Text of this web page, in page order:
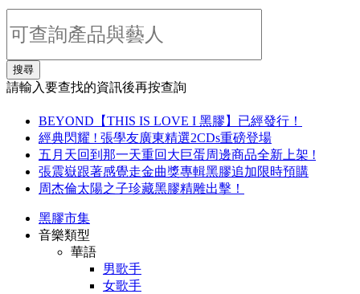
搜尋
請輸入要查找的資訊後再按查詢
BEYOND【THIS IS LOVE I 黑膠】已經發行！
經典閃耀 ! 張學友廣東精選2CDs重磅登場
五月天回到那一天重回大巨蛋周邊商品全新上架 !
張震嶽跟著感覺走金曲獎專輯黑膠追加限時預購
周杰倫太陽之子珍藏黑膠精雕出擊！
黑膠市集
音樂類型
華語
男歌手
女歌手